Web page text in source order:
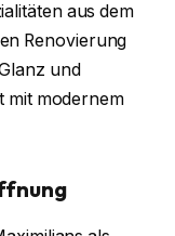
aus dem
Renovierung
und
mit modernem